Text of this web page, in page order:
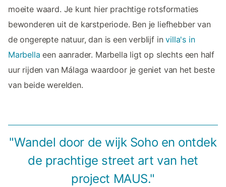
moeite waard. Je kunt hier prachtige rotsformaties
bewonderen uit de karstperiode. Ben je liefhebber van
de ongerepte natuur, dan is een verblijf invilla's in
Marbella een aanrader. Marbella ligt op slechts een half
uur rijden van Málaga waardoor je geniet van het beste
van beide werelden.
"Wandel door de wijk Soho en ontdek
de prachtige street art van het
project MAUS."